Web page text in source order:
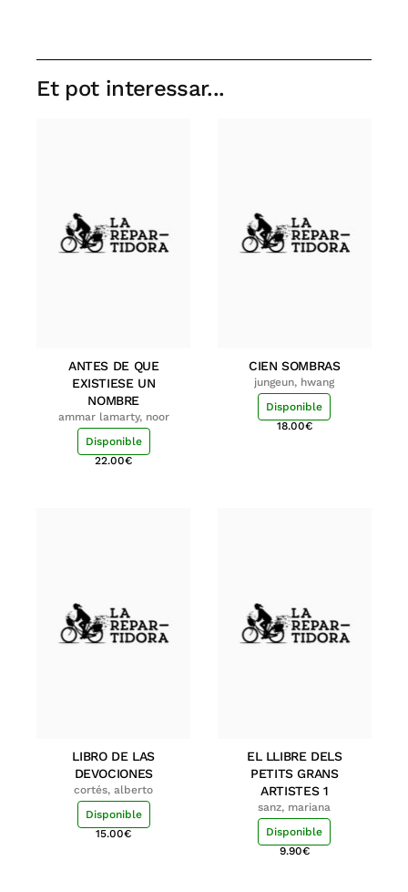
Et pot interessar...
ANTES DE QUE
EXISTIESE UN
NOMBRE
ammar lamarty, noor
Disponible
22.00€
CIEN SOMBRAS
jungeun, hwang
Disponible
18.00€
LIBRO DE LAS
DEVOCIONES
cortés, alberto
Disponible
15.00€
EL LLIBRE DELS
PETITS GRANS
ARTISTES 1
sanz, mariana
Disponible
9.90€